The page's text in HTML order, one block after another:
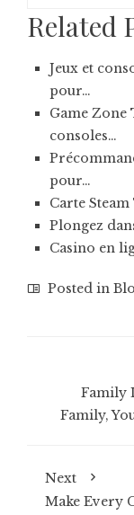
Related
Jeux et
pour…
Game Zone
consoles…
pour…
Carte
Plongez
Casino en
Posted in
Family
Family,
Next
Make Every